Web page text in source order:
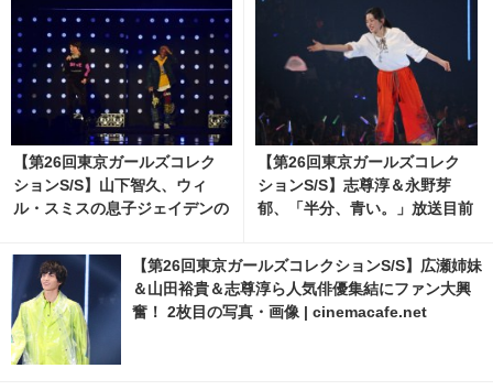
【第26回東京ガールズコレク
ションS/S】山下智久、ウィ
ル・スミスの息子ジェイデンの
net
【第26回東京ガールズコレク
ションS/S】志尊淳＆永野芽
郁、「半分、青い。」放送目前
像 | cinemacafe.net
【第26回東京ガールズコレクションS/S】広瀬姉妹
＆山田裕貴＆志尊淳ら人気俳優集結にファン大興
奮！ 2枚目の写真・画像 | cinemacafe.net